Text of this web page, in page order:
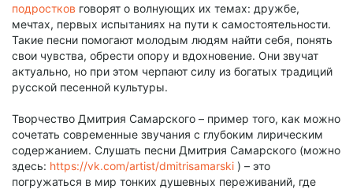
подростков говорят о волнующих их темах: дружбе,
мечтах, первых испытаниях на пути к самостоятельности.
Такие песни помогают молодым людям найти себя, понять
свои чувства, обрести опору и вдохновение. Они звучат
актуально, но при этом черпают силу из богатых традиций
русской песенной культуры.
Творчество Дмитрия Самарского – пример того, как можно
сочетать современные звучания с глубоким лирическим
содержанием. Слушать песни Дмитрия Самарского (можно
здесь: https://vk.com/artist/dmitrisamarski ) – это
погружаться в мир тонких душевных переживаний, где